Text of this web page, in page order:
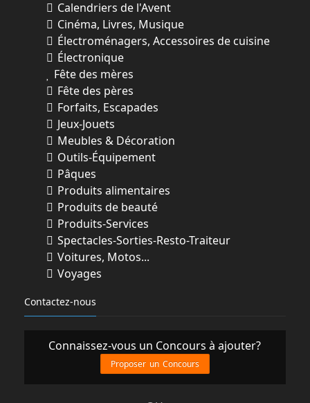
offerts gracieusement par le Fairmont Le
Château Montebello.
Hébergement
Deux (2) certificats, chacun donnant droit
à :
● Une (1) nuitée en chambre Fairmont en
occupation double;
● Les taxes applicables incluses;
● Valide pour deux (2) personnes, du
dimanche au jeudi, selon l'occupation et
les
disponibilités de l'hôtel;
● Expiration : 19 octobre 2026.
Les réservations devront être effectuées
directement auprès de l'équipe des
réservations du
Fairmont Le Château Montebello, selon les
Le certificat original devra être présenté à
Les certificats sont non monnayables, non
transférables et ne peuvent être
Calendriers de l'Avent
Cinéma, Livres, Musique
Électroménagers, Accessoires de cuisine
Électronique
Fête des mères
Fête des pères
Forfaits, Escapades
Jeux-Jouets
Meubles & Décoration
Outils-Équipement
Pâques
Produits alimentaires
Produits de beauté
Produits-Services
Spectacles-Sorties-Resto-Traiteur
Voitures, Motos...
Voyages
Contactez-nous
Connaissez-vous un Concours à ajouter?
Proposer un Concours